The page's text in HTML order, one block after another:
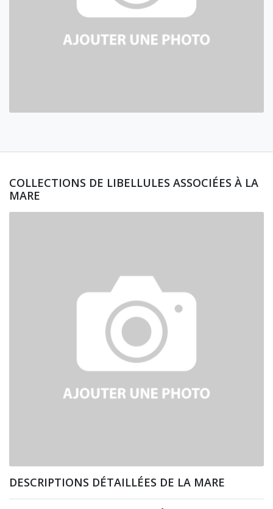
COLLECTIONS DE LIBELLULES ASSOCIÉES À LA
MARE
DESCRIPTIONS DÉTAILLÉES DE LA MARE